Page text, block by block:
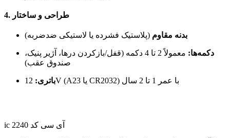
4. طراحی و ساختار
بدنه مقاوم (پلاستیک فشرده یا لاستیکی ضدضربه)
دکمه‌ها:
معمولاً 2 تا 4 دکمه (قفل/بازکردن درها، آژیر پنیک،
صندوق عقب)
باتری: 12V (A23 یا CR2032) با عمر 1 تا 2 سال
ic 2240 آی سی کد